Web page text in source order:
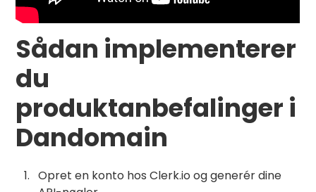
Sådan implementerer
du
produktanbefalinger i
Dandomain
Opret en konto hos Clerk.io og generér dine